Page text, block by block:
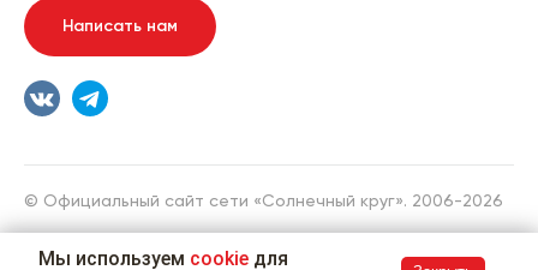
Написать нам
© Официальный сайт сети «Солнечный круг». 2006-2026
Разработка сайта
Мы используем cookie для